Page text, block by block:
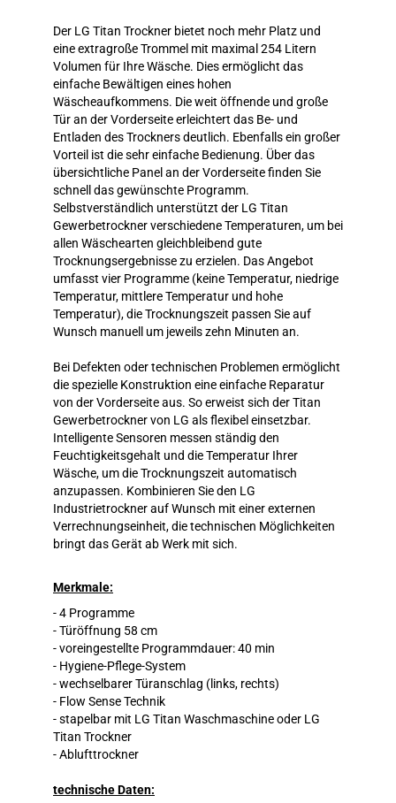
Der LG Titan Trockner bietet noch mehr Platz und
eine extragroße Trommel mit maximal 254 Litern
Volumen für Ihre Wäsche. Dies ermöglicht das
einfache Bewältigen eines hohen
Wäscheaufkommens. Die weit öffnende und große
Tür an der Vorderseite erleichtert das Be- und
Entladen des Trockners deutlich. Ebenfalls ein großer
Vorteil ist die sehr einfache Bedienung. Über das
übersichtliche Panel an der Vorderseite finden Sie
schnell das gewünschte Programm.
Selbstverständlich unterstützt der LG Titan
Gewerbetrockner verschiedene Temperaturen, um bei
allen Wäschearten gleichbleibend gute
Trocknungsergebnisse zu erzielen. Das Angebot
umfasst vier Programme (keine Temperatur, niedrige
Temperatur, mittlere Temperatur und hohe
Temperatur), die Trocknungszeit passen Sie auf
Wunsch manuell um jeweils zehn Minuten an.
Bei Defekten oder technischen Problemen ermöglicht
die spezielle Konstruktion eine einfache Reparatur
von der Vorderseite aus. So erweist sich der Titan
Gewerbetrockner von LG als flexibel einsetzbar.
Intelligente Sensoren messen ständig den
Feuchtigkeitsgehalt und die Temperatur Ihrer
Wäsche, um die Trocknungszeit automatisch
anzupassen. Kombinieren Sie den LG
Industrietrockner auf Wunsch mit einer externen
Verrechnungseinheit, die technischen Möglichkeiten
bringt das Gerät ab Werk mit sich.
Merkmale:
- 4 Programme
- Türöffnung 58 cm
- voreingestellte Programmdauer: 40 min
- Hygiene-Pflege-System
- wechselbarer Türanschlag (links, rechts)
- Flow Sense Technik
- stapelbar mit LG Titan Waschmaschine oder LG
Titan Trockner
- Ablufttrockner
technische Daten: